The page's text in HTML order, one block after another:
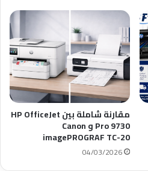
مقارنة شاملة بين HP OfficeJet
Pro 9730 و Canon
imagePROGRAF TC-20
04/03/2026